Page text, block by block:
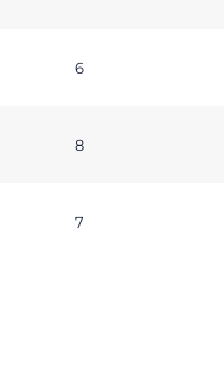
6
8
7